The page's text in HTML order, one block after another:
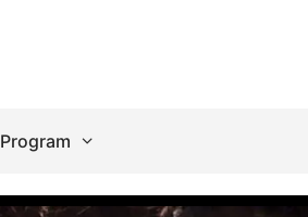
Program